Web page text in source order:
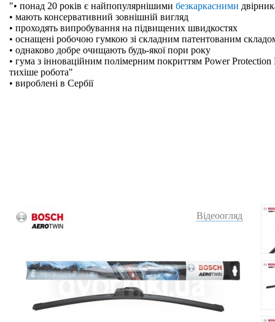
"• понад 20 років є найпопулярнішими безкаркасними
• мають консервативний зовнішній вигляд
• проходять випробування на підвищених швидкостях
• оснащені робочою гумкою зі складним патентованим
• однаково добре очищають будь-якої пори року
• гума з інноваційним полімерним покриттям Power
тихіше робота"
• вироблені в Сербії
Відеоогляд